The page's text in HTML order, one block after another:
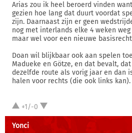
Arias zou ik heel beroerd vinden
gezien hoe lang dat duurt voordat
zijn. Daarnaast zijn er geen
nog met interlands elke 4 weken
maar wel voor een nieuwe
Doan wil blijkbaar ook aan spelen
Madueke en Götze, en dat bevalt,
dezelfde route als vorig jaar en dan
halen voor rechts (die ook links kan).
+1/-0
Yonci